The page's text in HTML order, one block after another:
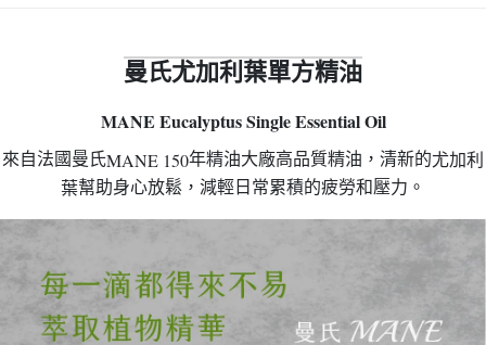
曼氏尤加利葉單方精油
MANE Eucalyptus Single Essential Oil
來自法國曼氏MANE 150年精油大廠高品質精油，清新的尤加利
葉幫助身心放鬆，減輕日常累積的疲勞和壓力。